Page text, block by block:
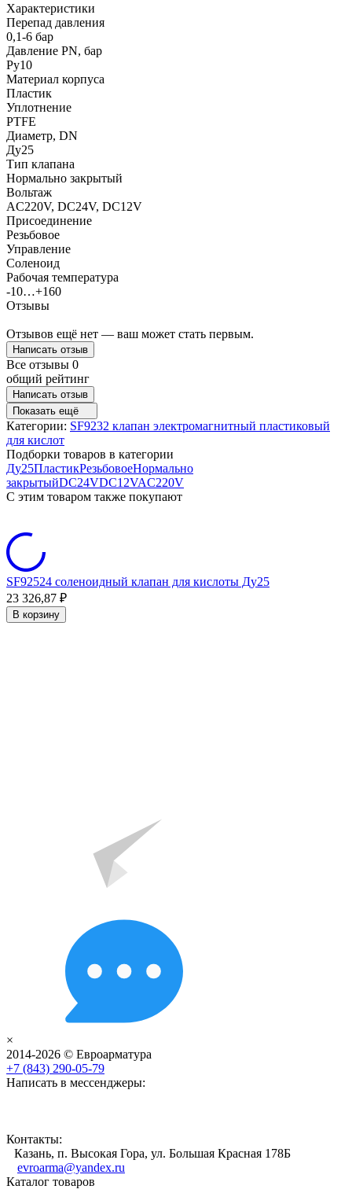
Характеристики
Перепад давления
0,1-6 бар
Давление PN, бар
Ру10
Материал корпуса
Пластик
Уплотнение
PTFE
Диаметр, DN
Ду25
Тип клапана
Нормально закрытый
Вольтаж
AC220V, DC24V, DC12V
Присоединение
Резьбовое
Управление
Соленоид
Рабочая температура
-10…+160
Отзывы
Отзывов ещё нет — ваш может стать первым.
Написать отзыв
Все отзывы 0
общий рейтинг
Написать отзыв
Показать ещё
Категории: SF9232 клапан электромагнитный пластиковый
для кислот
Подборки товаров в категории
Ду25ПластикРезьбовоеНормально
закрытыйDC24VDC12VAC220V
C этим товаром также покупают
SF92524 соленоидный клапан для кислоты Ду25
23 326,87 ₽
В корзину
×
2014-2026 © Евроарматура
+7 (843) 290-05-79
Написать в мессенджеры:
Контакты:
Казань, п. Высокая Гора, ул. Большая Красная 178Б
evroarma@yandex.ru
Каталог товаров